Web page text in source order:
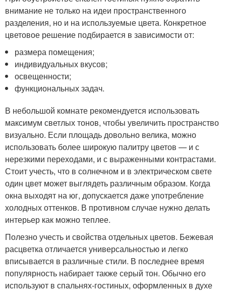
внимание не только на идеи пространственного
разделения, но и на используемые цвета. Конкретное
цветовое решение подбирается в зависимости от:
размера помещения;
индивидуальных вкусов;
освещенности;
функциональных задач.
В небольшой комнате рекомендуется использовать
максимум светлых тонов, чтобы увеличить пространство
визуально. Если площадь довольно велика, можно
использовать более широкую палитру цветов — и с
нерезкими переходами, и с выраженными контрастами.
Стоит учесть, что в солнечном и в электрическом свете
один цвет может выглядеть различным образом. Когда
окна выходят на юг, допускается даже употребление
холодных оттенков. В противном случае нужно делать
интерьер как можно теплее.
Полезно учесть и свойства отдельных цветов. Бежевая
расцветка отличается универсальностью и легко
вписывается в различные стили. В последнее время
популярность набирает также серый тон. Обычно его
используют в спальнях-гостиных, оформленных в духе